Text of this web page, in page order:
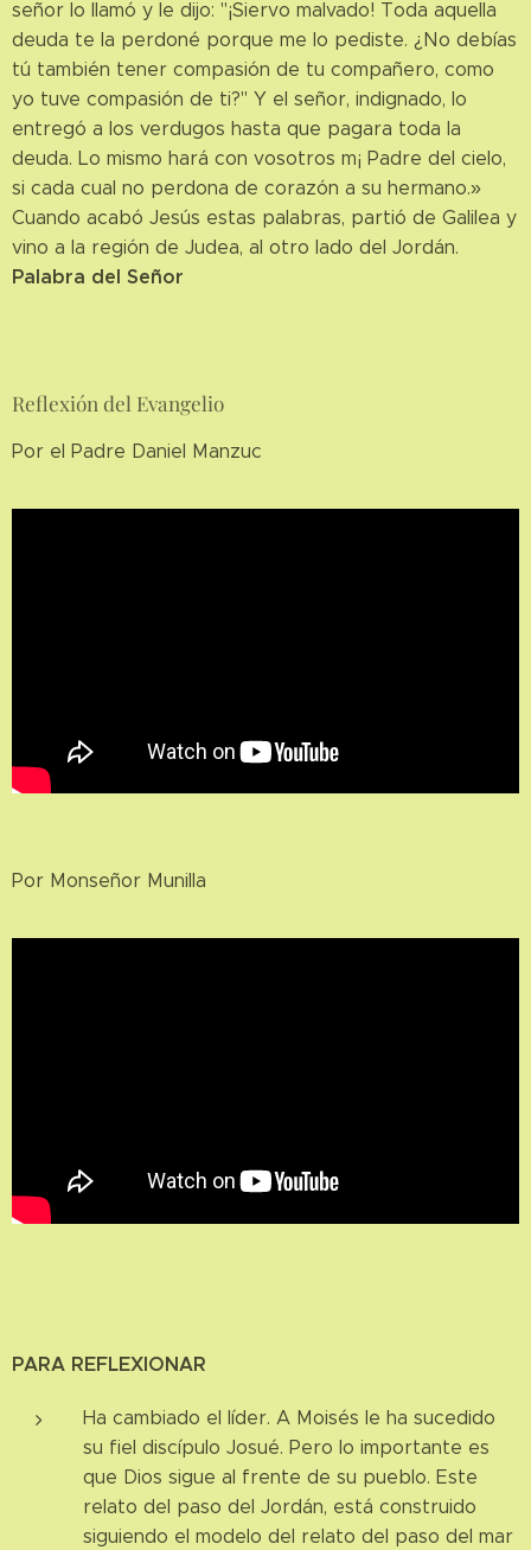
señor lo llamó y le dijo: "¡Siervo malvado! Toda aquella
deuda te la perdoné porque me lo pediste. ¿No debías
tú también tener compasión de tu compañero, como
yo tuve compasión de ti?" Y el señor, indignado, lo
entregó a los verdugos hasta que pagara toda la
deuda. Lo mismo hará con vosotros m¡ Padre del cielo,
si cada cual no perdona de corazón a su hermano.»
Cuando acabó Jesús estas palabras, partió de Galilea y
vino a la región de Judea, al otro lado del Jordán.
Palabra del Señor
Reflexión del Evangelio
Por el Padre Daniel Manzuc
Por Monseñor Munilla
PARA REFLEXIONAR
Ha cambiado el líder. A Moisés le ha sucedido
su fiel discípulo Josué. Pero lo importante es
que Dios sigue al frente de su pueblo. Este
relato del paso del Jordán, está construido
siguiendo el modelo del relato del paso del mar